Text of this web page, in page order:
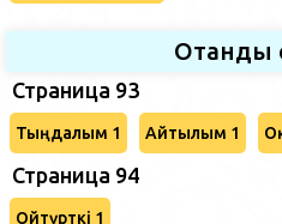
Отанды
Страница 93
Тыңдалым 1 Айтылым 1
Страница 94
Ойтүрткі 1